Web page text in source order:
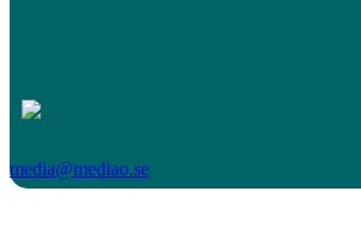
media@mediao.se